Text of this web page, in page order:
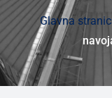
Glavna